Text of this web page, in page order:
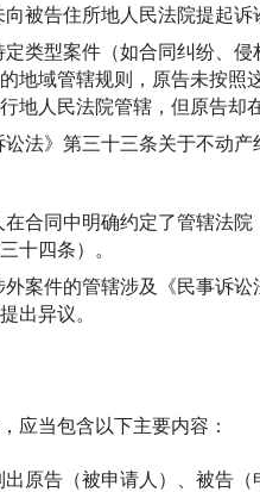
向被告住所地人民法院提起诉
定类型案件（如合同纠纷、
地域管辖规则，原告未按
地人民法院管辖，但原告
法》第三十三条关于不动
在合同中明确约定了管辖法
十四条）。
外案件的管辖涉及《民事诉
出异议。
应当包含以下主要内容：
出原告（被申请人）、被告